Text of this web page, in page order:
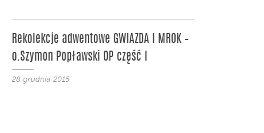
Rekolekcje adwentowe GWIAZDA I MROK –
o.Szymon Popławski OP część I
28 grudnia 2015